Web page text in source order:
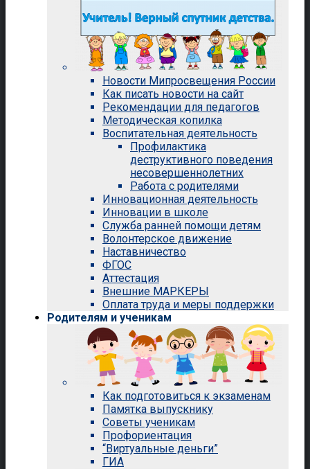
Новости Мипросвещения России
Как писать новости на сайт
Рекомендации для педагогов
Методическая копилка
Воспитательная деятельность
Профилактика
деструктивного поведения
несовершеннолетних
Работа с родителями
Инновационная деятельность
Инновации в школе
Служба ранней помощи детям
Волонтерское движение
Наставничество
ФГОС
Аттестация
Внешние МАРКЕРЫ
Оплата труда и меры поддержки
Родителям и ученикам
Как подготовиться к экзаменам
Памятка выпускнику
Советы ученикам
Профориентация
“Виртуальные деньги”
ГИА